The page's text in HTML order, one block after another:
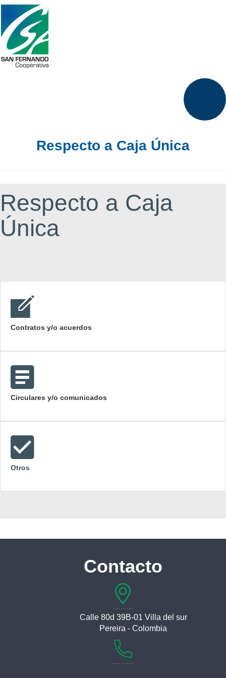
Respecto a Caja Única
Respecto a Caja
Única
Contratos y/o acuerdos
Circulares y/o comunicados
Otros
Contacto
Calle 80d 39B-01 Villa del sur
Pereira - Colombia